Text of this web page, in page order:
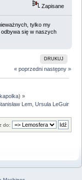
Zapisane
tylko my
odbywa się w naszych
DRUKUJ
« poprzedni następny »
) »
Lem, Ursula LeGuin
do: